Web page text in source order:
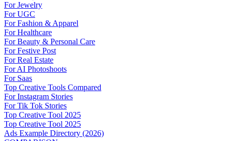
For Jewelry
For UGC
For Fashion & Apparel
For Healthcare
For Beauty & Personal Care
For Festive Post
For Real Estate
For AI Photoshoots
For Saas
Top Creative Tools Compared
For Instagram Stories
For Tik Tok Stories
Top Creative Tool 2025
Top Creative Tool 2025
Ads Example Directory (2026)